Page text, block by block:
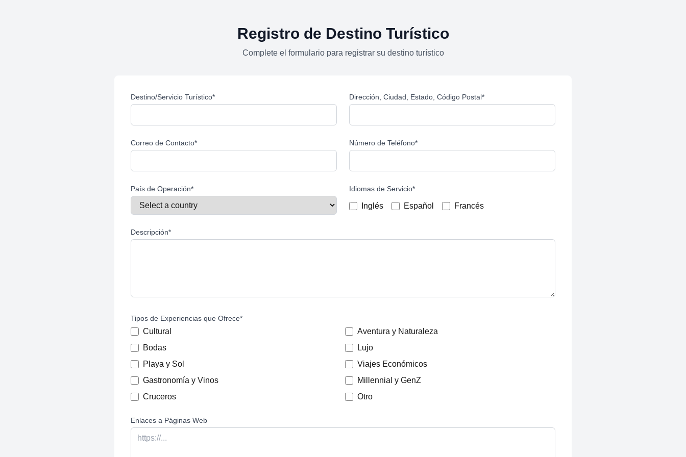
Registro de Destino Turístico
Complete el formulario para registrar su destino turístico
Destino/Servicio Turístico* Dirección, Ciudad, Estado, Código Postal*
Correo de Contacto* Número de Teléfono*
País de Operación* Idiomas de Servicio*
Inglés Español Francés
Descripción*
Tipos de Experiencias que Ofrece*
Cultural
Aventura y Naturaleza
Bodas
Lujo
Playa y Sol
Viajes Económicos
Gastronomía y Vinos
Millennial y GenZ
Cruceros
Otro
Enlaces a Páginas Web